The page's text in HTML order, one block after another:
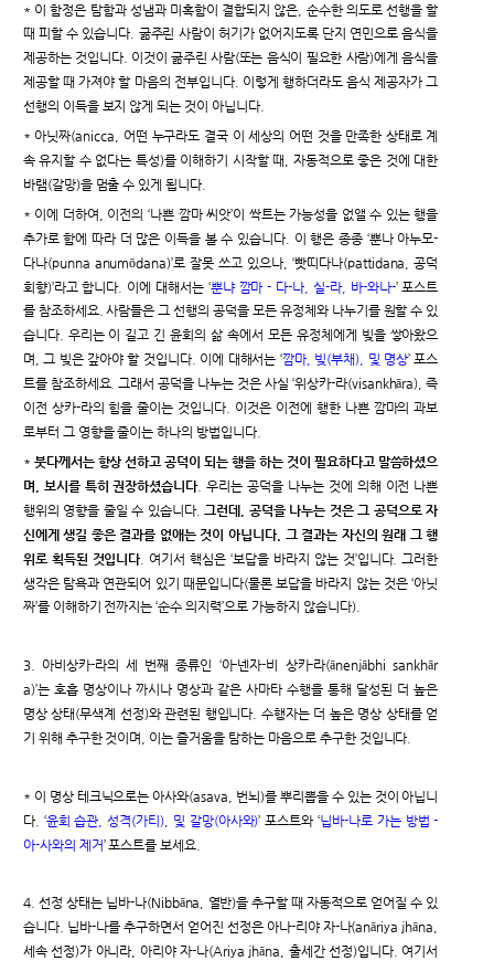
* 이 함정은 탐함과 성냄과 미혹함이 결합되지 않은, 순수한 의도로 선행을 할
때 피할 수 있습니다. 굶주린 사람이 허기가 없어지도록 단지 연민으로 음식을
제공하는 것입니다. 이것이 굶주린 사람(또는 음식이 필요한 사람)에게 음식을
제공할 때 가져야 할 마음의 전부입니다. 이렇게 행하더라도 음식 제공자가 그
선행의 이득을 보지 않게 되는 것이 아닙니다.
* 아닛짜(anicca, 어떤 누구라도 결국 이 세상의 어떤 것을 만족한 상태로 계
속 유지할 수 없다는 특성)를 이해하기 시작할 때, 자동적으로 좋은 것에 대한
바램(갈망)을 멈출 수 있게 됩니다.
* 이에 더하여, 이전의 ‘나쁜 깜마 씨앗’이 싹트는 가능성을 없앨 수 있는 행을
추가로 함에 따라 더 많은 이득을 볼 수 있습니다. 이 행은 종종 ‘뿐나 아누모-
다나(punna anumōdana)’로 잘못 쓰고 있으나, ‘빳띠다나(pattidana, 공덕
회향)’라고 합니다. 이에 대해서는 ‘뿐냐 깜마 - 다-나, 실-라, 바-와나-’ 포스트
를 참조하세요. 사람들은 그 선행의 공덕을 모든 유정체와 나누기를 원할 수 있
습니다. 우리는 이 길고 긴 윤회의 삶 속에서 모든 유정체에게 빚을 쌓아왔으
며, 그 빚은 갚아야 할 것입니다. 이에 대해서는 ‘깜마, 빚(부채), 및 명상’ 포스
트를 참조하세요. 그래서 공덕을 나누는 것은 사실 ‘위상카-라(visankhāra), 즉
이전 상카-라의 힘을 줄이는 것입니다. 이것은 이전에 행한 나쁜 깜마의 과보
로부터 그 영향을 줄이는 하나의 방법입니다.
* 붓다께서는 항상 선하고 공덕이 되는 행을 하는 것이 필요하다고 말씀하셨으
며, 보시를 특히 권장하셨습니다. 우리는 공덕을 나누는 것에 의해 이전 나쁜
행위의 영향을 줄일 수 있습니다. 그런데, 공덕을 나누는 것은 그 공덕으로 자
신에게 생길 좋은 결과를 없애는 것이 아닙니다. 그 결과는 자신의 원래 그 행
위로 획득된 것입니다. 여기서 핵심은 ‘보답을 바라지 않는 것’입니다. 그러한
생각은 탐욕과 연관되어 있기 때문입니다(물론 보답을 바라지 않는 것은 ‘아닛
짜’를 이해하기 전까지는 ‘순수 의지력’으로 가능하지 않습니다).
3. 아비상카-라의 세 번째 종류인 ‘아-넨자-비 상카-라(ānenjābhi sankhār
a)’는 호흡 명상이나 까시나 명상과 같은 사마타 수행을 통해 달성된 더 높은
명상 상태(무색계 선정)와 관련된 행입니다. 수행자는 더 높은 명상 상태를 얻
기 위해 추구한 것이며, 이는 즐거움을 탐하는 마음으로 추구한 것입니다.
* 이 명상 테크닉으로는 아사와(asava, 번뇌)를 뿌리뽑을 수 있는 것이 아닙니
다. ‘윤회 습관, 성격(가티), 및 갈망(아사와)’ 포스트와 ‘닙바-나로 가는 방법 -
아-사와의 제거’ 포스트를 보세요.
4. 선정 상태는 닙바-나(Nibbāna, 열반)을 추구할 때 자동적으로 얻어질 수 있
습니다. 닙바-나를 추구하면서 얻어진 선정은 아나-리야 자-나(anāriya jhāna,
세속 선정)가 아니라, 아리야 자-나(Ariya jhāna, 출세간 선정)입니다. 여기서